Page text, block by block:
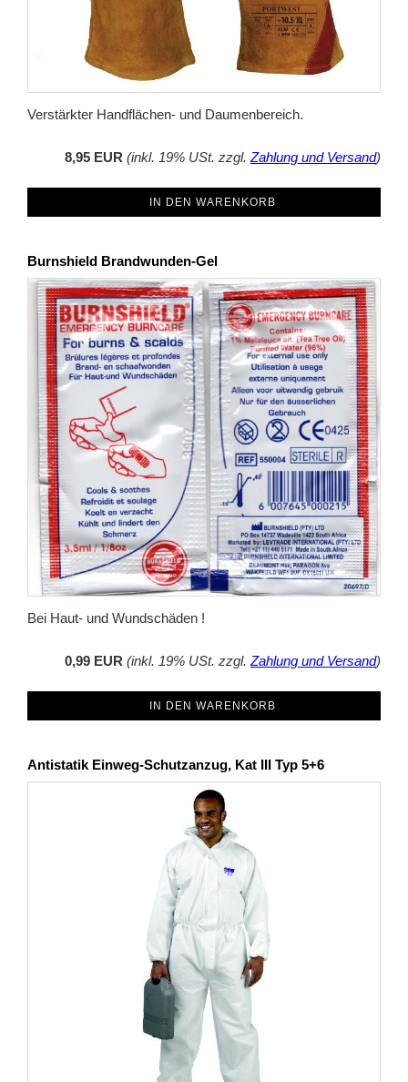
Verstärkter Handflächen- und Daumenbereich.
8,95 EUR (inkl. 19% USt. zzgl. Zahlung und Versand)
IN DEN WARENKORB
Burnshield Brandwunden-Gel
Bei Haut- und Wundschäden !
0,99 EUR (inkl. 19% USt. zzgl. Zahlung und Versand)
IN DEN WARENKORB
Antistatik Einweg-Schutzanzug, Kat III Typ 5+6